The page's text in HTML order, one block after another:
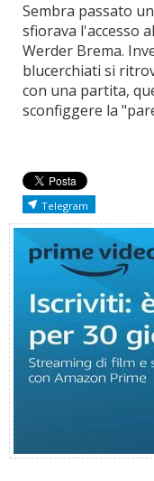
Sembra passato
sfiorava l'accesso
Werder Brema.
blucerchiati si
con una partita,
sconfiggere la
Telegram